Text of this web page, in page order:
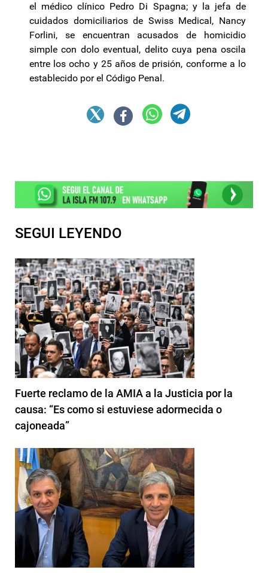
el médico clínico Pedro Di Spagna; y la jefa de
cuidados domiciliarios de Swiss Medical, Nancy
Forlini, se encuentran acusados de homicidio
simple con dolo eventual, delito cuya pena oscila
entre los ocho y 25 años de prisión, conforme a lo
establecido por el Código Penal.
SEGUI LEYENDO
Fuerte reclamo de la AMIA a la Justicia por la
causa: “Es como si estuviese adormecida o
cajoneada”